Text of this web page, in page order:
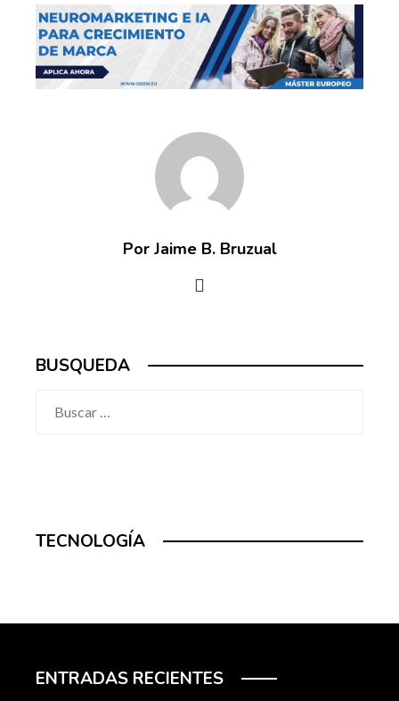
Por Jaime B. Bruzual
BUSQUEDA
TECNOLOGÍA
ENTRADAS RECIENTES